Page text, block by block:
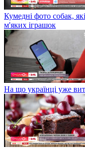
Кумедні фото собак,
м'яких іграшок
На що українці уже